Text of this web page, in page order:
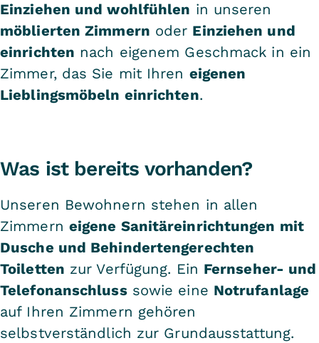
Einziehen und wohlfühlen in unseren
möblierten Zimmern oder Einziehen und
einrichten nach eigenem Geschmack in ein
Zimmer, das Sie mit Ihren eigenen
Lieblingsmöbeln einrichten.
Was ist bereits vorhanden?
Unseren Bewohnern stehen in allen
Zimmern eigene Sanitäreinrichtungen mit
Dusche und Behindertengerechten
Toiletten zur Verfügung. Ein Fernseher- und
Telefonanschlusssowie eine Notrufanlage
auf Ihren Zimmern gehören
selbstverständlich zur Grundausstattung.